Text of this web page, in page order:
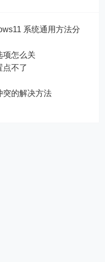
系统通用方法分
项怎么关
点不了
突的解决方法